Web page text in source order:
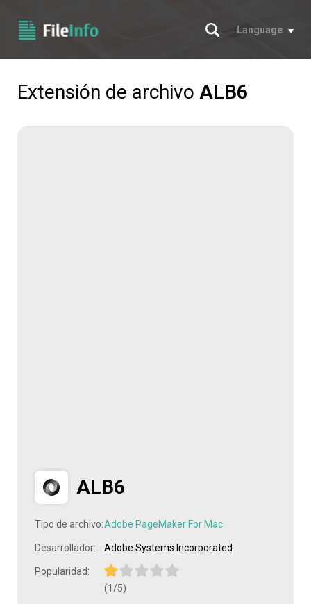
Buscar
Language
Extensión de archivo ALB6
ALB6
Tipo de archivo:Adobe PageMaker For Mac
Desarrollador: Adobe Systems Incorporated
Popularidad:
(1/5)